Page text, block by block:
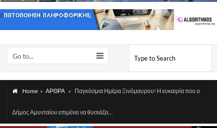
Go to...
Home » ΑΡΘΡΑ » Παγκόσμια Ημέρα Ξινόμαυρου! Η ευκαιρία που ο
Δήμος Αμυνταίου επιμένει να θυσιάζει…